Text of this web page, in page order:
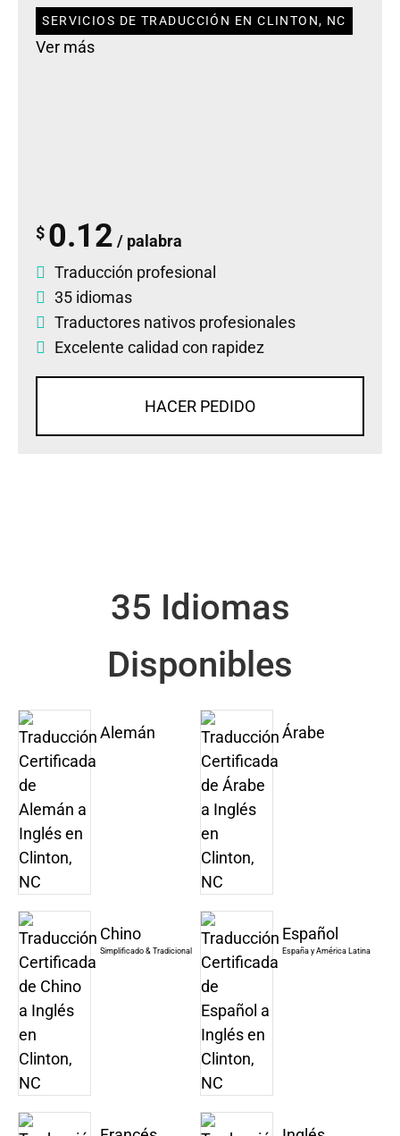
SERVICIOS DE TRADUCCIÓN EN CLINTON, NC
Ver más
$ 0.12 / palabra
Traducción profesional
35 idiomas
Traductores nativos profesionales
Excelente calidad con rapidez
HACER PEDIDO
35 Idiomas
Disponibles
Alemán Árabe
Chino
Simplificado & Tradicional
Español
España y América Latina